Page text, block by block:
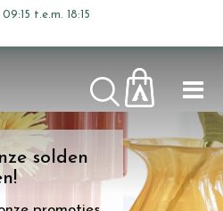
solden
09:15 t.e.m. 18:15